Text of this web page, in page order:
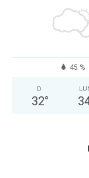
45 %
D
32°